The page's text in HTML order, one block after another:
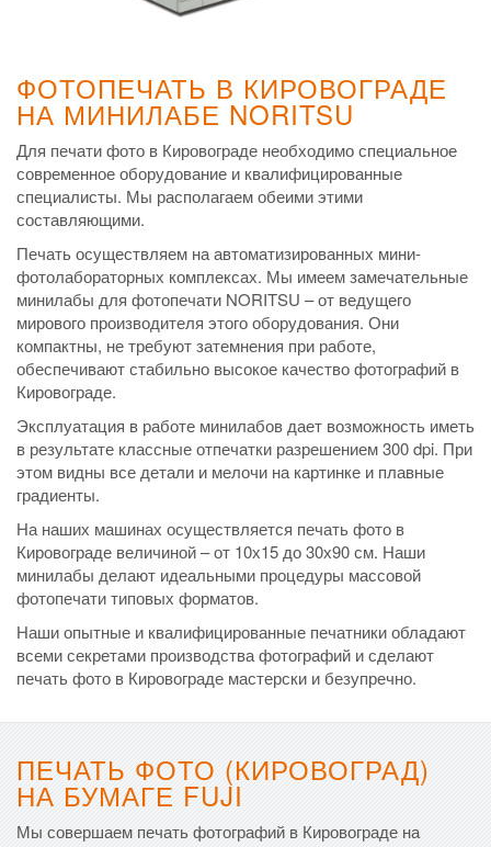
ФОТОПЕЧАТЬ В КИРОВОГРАДЕ
НА МИНИЛАБЕ NORITSU
Для печати фото в Кировограде необходимо специальное
современное оборудование и квалифицированные
специалисты. Мы располагаем обеими этими
составляющими.
Печать осуществляем на автоматизированных мини-
фотолабораторных комплексах. Мы имеем замечательные
минилабы для фотопечати NORITSU – от ведущего
мирового производителя этого оборудования. Они
компактны, не требуют затемнения при работе,
обеспечивают стабильно высокое качество фотографий в
Кировограде.
Эксплуатация в работе минилабов дает возможность иметь
в результате классные отпечатки разрешением 300 dpi. При
этом видны все детали и мелочи на картинке и плавные
градиенты.
На наших машинах осуществляется печать фото в
Кировограде величиной – от 10х15 до 30х90 см. Наши
минилабы делают идеальными процедуры массовой
фотопечати типовых форматов.
Наши опытные и квалифицированные печатники обладают
всеми секретами производства фотографий и сделают
печать фото в Кировограде мастерски и безупречно.
ПЕЧАТЬ ФОТО (КИРОВОГРАД)
НА БУМАГЕ FUJI
Мы совершаем печать фотографий в Кировограде на